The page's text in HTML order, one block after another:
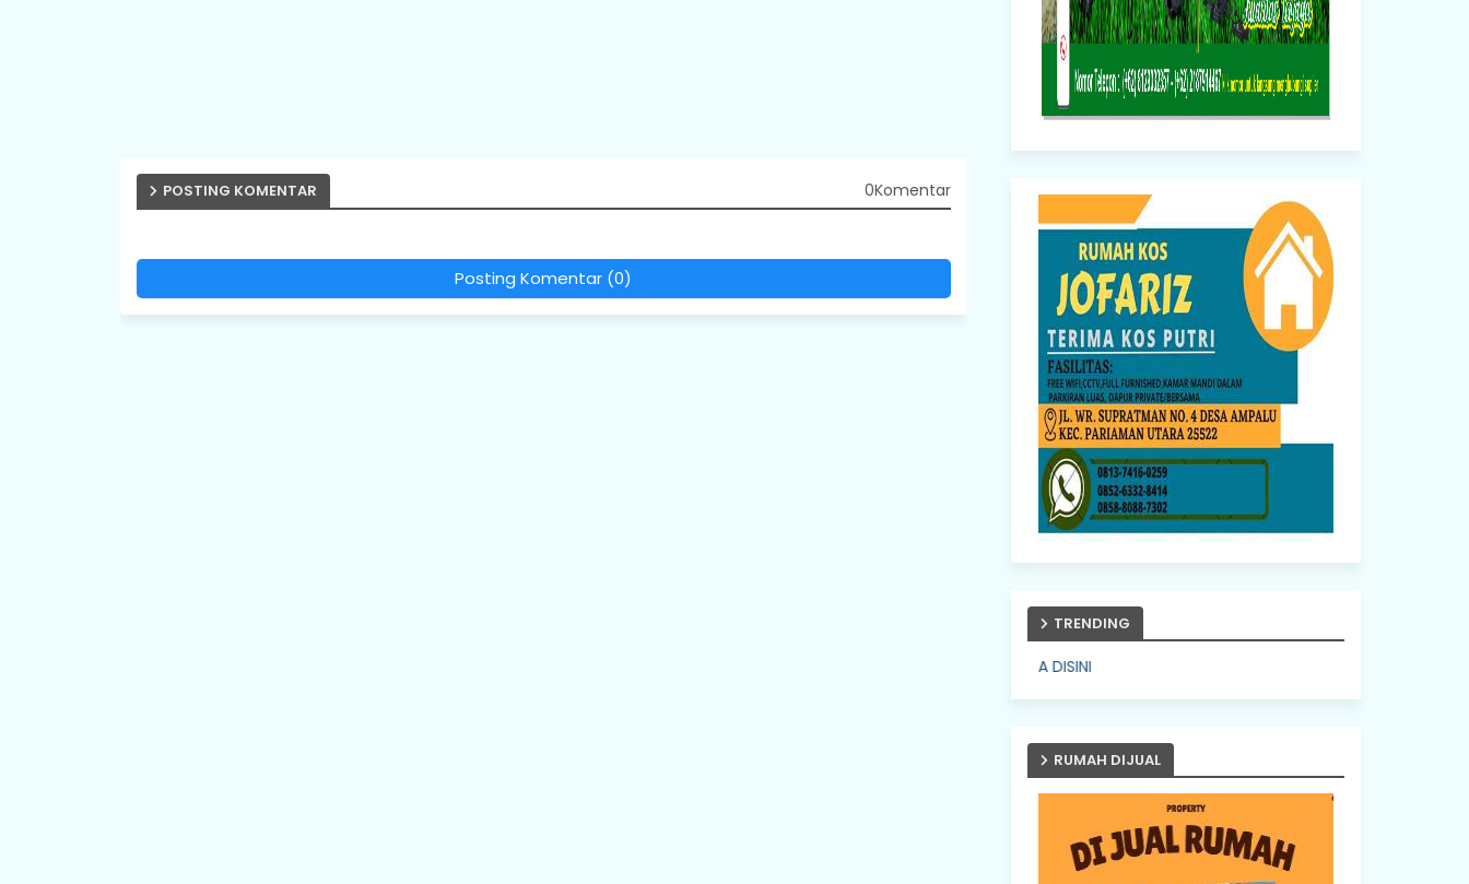
POSTING KOMENTAR 0Komentar
Posting Komentar (0)
TRENDING
RUMAH DIJUAL